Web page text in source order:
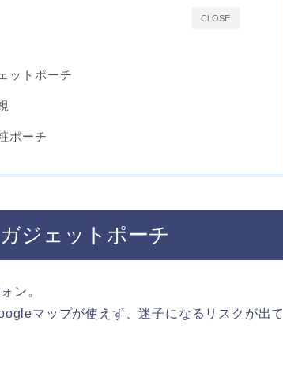
CLOSE
ットポーチ
ポーチ
ジェットポーチ
ン。
マップが使えず、迷子になるリスクが出て